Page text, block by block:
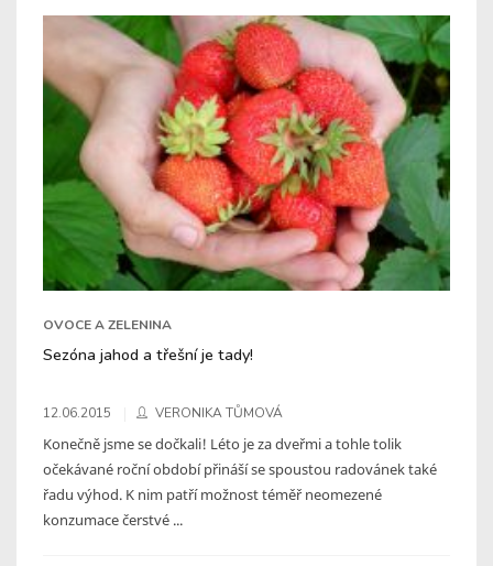
OVOCE A ZELENINA
Sezóna jahod a třešní je tady!
12.06.2015 VERONIKA TŮMOVÁ
Konečně jsme se dočkali! Léto je za dveřmi a tohle tolik
očekávané roční období přináší se spoustou radovánek také
řadu výhod. K nim patří možnost téměř neomezené
konzumace čerstvé ...